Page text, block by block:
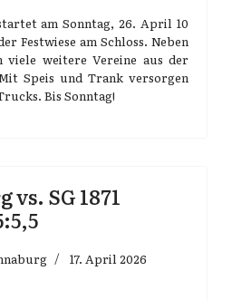
am Sonntag, 26. April 10
Festwiese am Schloss. Neben
viele weitere Vereine aus der
Speis und Trank versorgen
Bis Sonntag!
vs. SG 1871
17. April 2026